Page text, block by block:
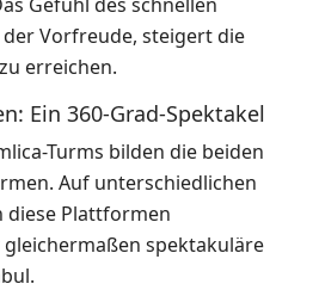
Vorfreude, steigert die
erreichen.
Ein 360-Grad-Spektakel
Turms bilden die beiden
Auf unterschiedlichen
diese Plattformen
spektakuläre